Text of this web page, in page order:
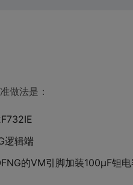
做法是：
逻辑端
的VM引脚加装100μF钽